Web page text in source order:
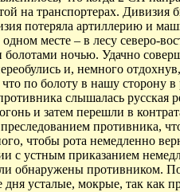
транспортерах. Дивизия
потеряла артиллерию и
месте – в лесу северо-
ночью. Удачно
и, немного
по болоту в нашу
слышалась
и затем перешли в
противника,
чтобы рота немедленно
с устным приказанием
обнаружены противником.
усталые, мокрые, так как